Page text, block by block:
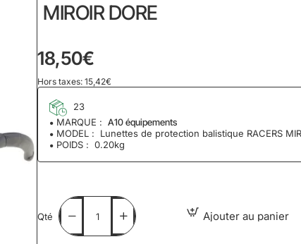
MIROIR DORE
18,50€
Hors taxes: 15,42€
23
MARQUE : A10 équipements
MODEL :
Lunettes de protection balistique RACERS
POIDS : 0.20kg
Qté Ajouter au panier